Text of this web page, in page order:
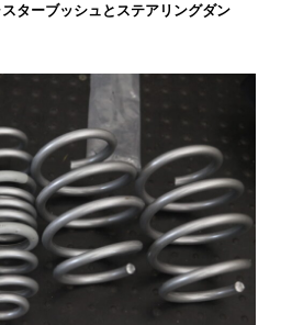
ターブッシュとステアリングダン